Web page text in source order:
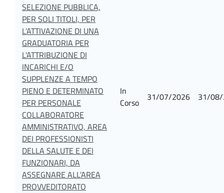
SELEZIONE PUBBLICA,
PER SOLI TITOLI, PER
L’ATTIVAZIONE DI UNA
GRADUATORIA PER
L'ATTRIBUZIONE DI
INCARICHI E/O
SUPPLENZE A TEMPO
PIENO E DETERMINATO
PER PERSONALE
COLLABORATORE
AMMINISTRATIVO, AREA
DEI PROFESSIONISTI
DELLA SALUTE E DEI
FUNZIONARI, DA
ASSEGNARE ALL’AREA
PROVVEDITORATO
In
Corso
31/07/2026 31/